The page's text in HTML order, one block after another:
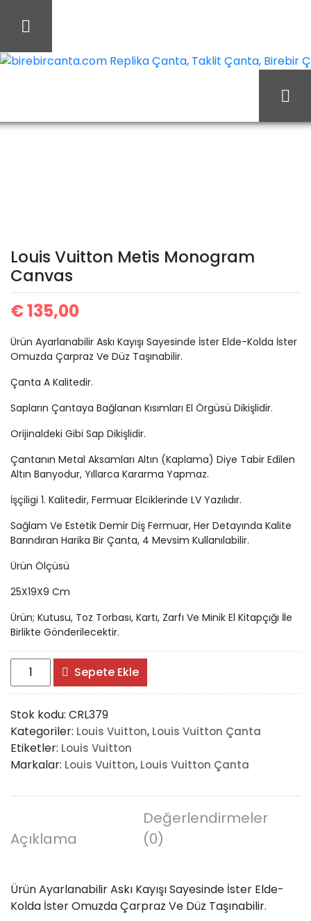
Louis Vuitton Metis Monogram
Canvas
€135,00
Ürün Ayarlanabilir Askı Kayışı Sayesinde İster Elde-Kolda İster
Omuzda Çarpraz Ve Düz Taşınabilir.
Çanta A Kalitedir.
Sapların Çantaya Bağlanan Kısımları El Örgüsü Dikişlidir.
Orijinaldeki Gibi Sap Dikişlidir.
Çantanın Metal Aksamları Altın (Kaplama) Diye Tabir Edilen
Altın Banyodur, Yıllarca Kararma Yapmaz.
İşçiligi 1. Kalitedir, Fermuar Elciklerinde LV Yazılıdır.
Sağlam Ve Estetik Demir Diş Fermuar, Her Detayında Kalite
Barındıran Harika Bir Çanta, 4 Mevsim Kullanılabilir.
Ürün Ölçüsü
25X19X9 Cm
Ürün; Kutusu, Toz Torbası, Kartı, Zarfı Ve Minik El Kitapçığı İle
Birlikte Gönderilecektir.
Louis
Vuitton
Metis
Monogram
Canvas
adet
Sepete Ekle
Stok kodu: CRL379
Kategoriler: Louis Vuitton, Louis Vuitton Çanta
Etiketler: Louis Vuitton
Markalar: Louis Vuitton, Louis Vuitton Çanta
Açıklama
Değerlendirmeler
(0)
Ürün Ayarlanabilir Askı Kayışı Sayesinde İster Elde-
Kolda İster Omuzda Çarpraz Ve Düz Taşınabilir.